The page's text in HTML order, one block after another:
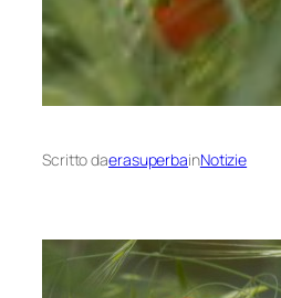
Scritto daerasuperbainNotizie